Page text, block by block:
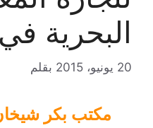
البحرية
20 يونيو، 2015 بقلم
مكتب بكر